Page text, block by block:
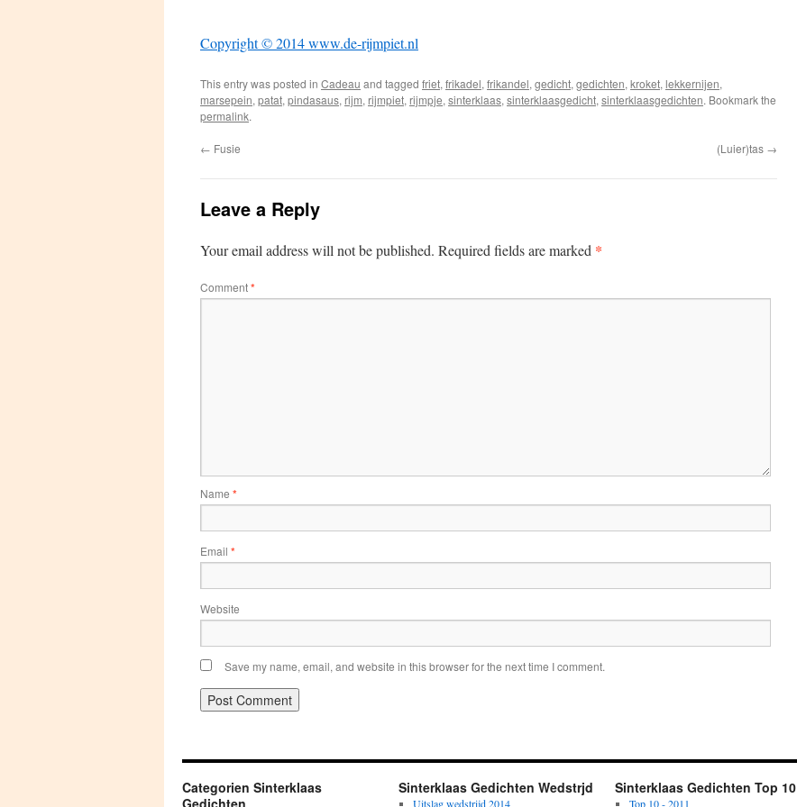
Copyright © 2014 www.de-rijmpiet.nl
This entry was posted in Cadeau and tagged friet, frikadel, frikandel, gedicht, gedichten, kroket, lekkernijen,
marsepein, patat, pindasaus, rijm, rijmpiet, rijmpje, sinterklaas, sinterklaasgedicht, sinterklaasgedichten. Bookmark the
permalink.
← Fusie (Luier)tas →
Leave a Reply
Your email address will not be published. Required fields are marked *
Comment*
Name *
Email *
Website
Save my name, email, and website in this browser for the next time I comment.
Categorien Sinterklaas
Gedichten
Sinterklaas Gedichten Wedstrjd
Uitslag wedstrijd 2014
Sinterklaas Gedichten Top 10
Top 10 - 2011